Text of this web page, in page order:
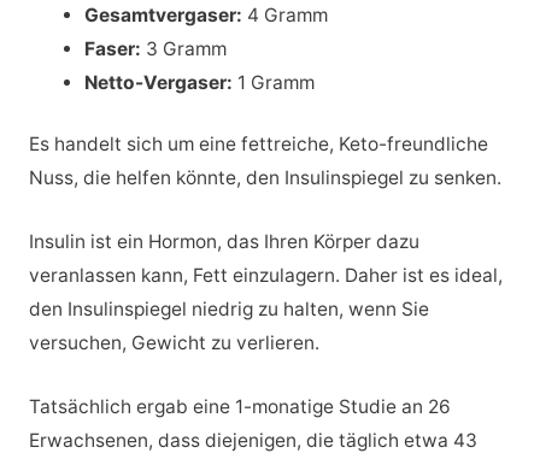
Gesamtvergaser: 4 Gramm
Faser: 3 Gramm
Netto-Vergaser: 1 Gramm
Es handelt sich um eine fettreiche, Keto-freundliche
Nuss, die helfen könnte, den Insulinspiegel zu senken.
Insulin ist ein Hormon, das Ihren Körper dazu
veranlassen kann, Fett einzulagern. Daher ist es ideal,
den Insulinspiegel niedrig zu halten, wenn Sie
versuchen, Gewicht zu verlieren.
Tatsächlich ergab eine 1-monatige Studie an 26
Erwachsenen, dass diejenigen, die täglich etwa 43